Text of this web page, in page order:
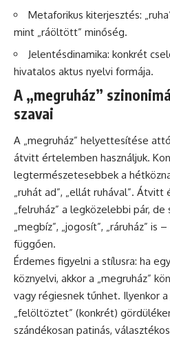
Metaforikus kiterjesztés:
mint „ráöltött” minőség.
Jelentésdinamika: konkrét
hivatalos aktus nyelvi formája.
A „megruház”
szavai
A „megruház” helyettesítése
átvitt értelemben használjuk.
legtermészetesebbek a
„ruhát ad”, „ellát ruhával”.
„felruház” a legközelebbi pár,
„megbíz”, „jogosít”, „ráruház” is
függően.
Érdemes figyelni a stílusra: ha
köznyelvi, akkor a „megruház”
vagy régiesnek tűnhet. Ilyenkor
„felöltöztet” (konkrét)
szándékosan patinás,